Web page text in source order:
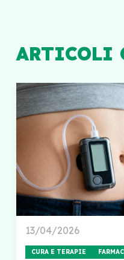
ARTICOLI
13/04/2026
CURA E TERAPIE